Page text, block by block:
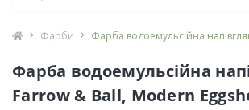
Фарби Фарба водоемульсійна
Фарба водоемульсійна
Farrow & Ball, Modern